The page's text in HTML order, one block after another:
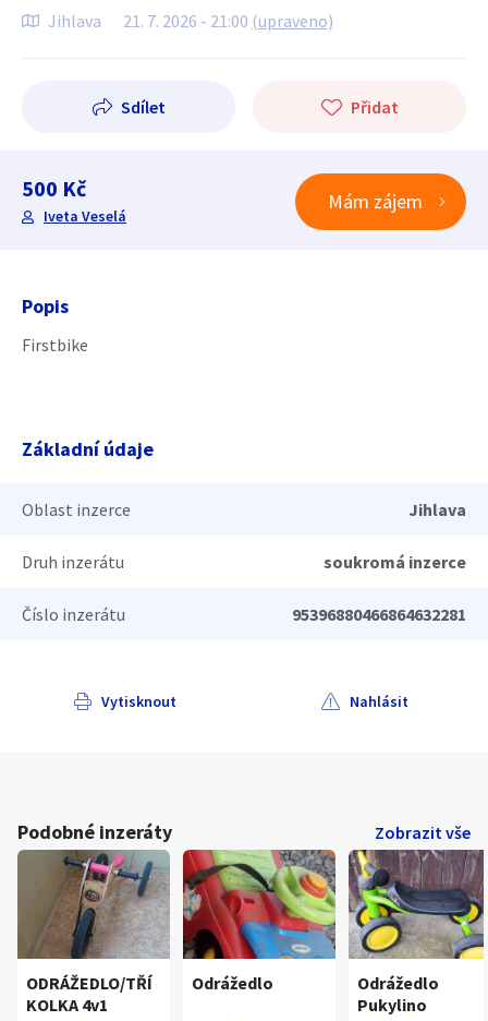
Jihlava 21. 7. 2026 - 21:00 (upraveno)
Sdílet Přidat
500 Kč
Iveta Veselá
Mám zájem
Popis
Firstbike
Základní údaje
Oblast inzerce Jihlava
Druh inzerátu soukromá inzerce
Číslo inzerátu 95396880466864632281
Vytisknout Nahlásit
Podobné inzeráty Zobrazit vše
ODRÁŽEDLO/TŘÍ
KOLKA 4v1
Odrážedlo
Odrážedlo
Pukylino